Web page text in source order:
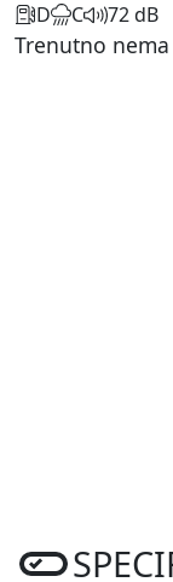
D C 72 dB
Trenutno